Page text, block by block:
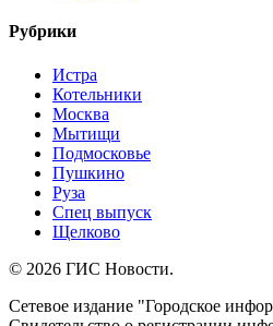
Рубрики
Истра
Котельники
Москва
Мытищи
Подмосковье
Пушкино
Руза
Спец выпуск
Щелково
© 2026 ГИС Новости.
Сетевое издание "Городское